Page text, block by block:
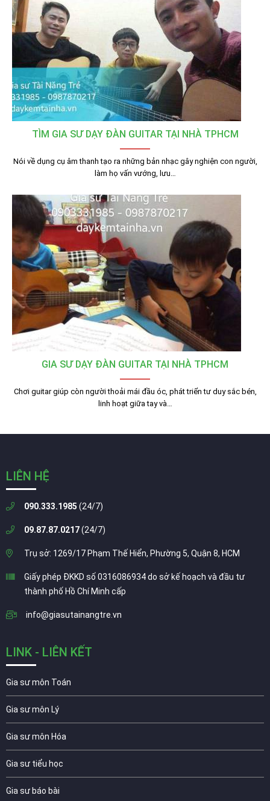
TÌM GIA SƯ DẠY ĐÀN GUITAR TẠI NHÀ TPHCM
Nói về dụng cụ âm thanh tạo ra những bản nhạc gây nghiện con người,
làm họ vấn vướng, lưu…
GIA SƯ DẠY ĐÀN GUITAR TẠI NHÀ TPHCM
Chơi guitar giúp còn người thoải mái đầu óc, phát triển tư duy sắc bén,
linh hoạt giữa tay và…
LIÊN HỆ
090.333.1985 (24/7)
09.87.87.0217(24/7)
Trụ sở: 1269/17 Phạm Thế Hiển, Phường 5, Quận 8, HCM
Giấy phép ĐKKD số 0316086934 do sở kế hoạch và đầu tư
thành phố Hồ Chí Minh cấp
info@giasutainangtre.vn
LINK - LIÊN KẾT
Gia sư môn Toán
Gia sư môn Lý
Gia sư môn Hóa
Gia sư tiểu học
Gia sư báo bài